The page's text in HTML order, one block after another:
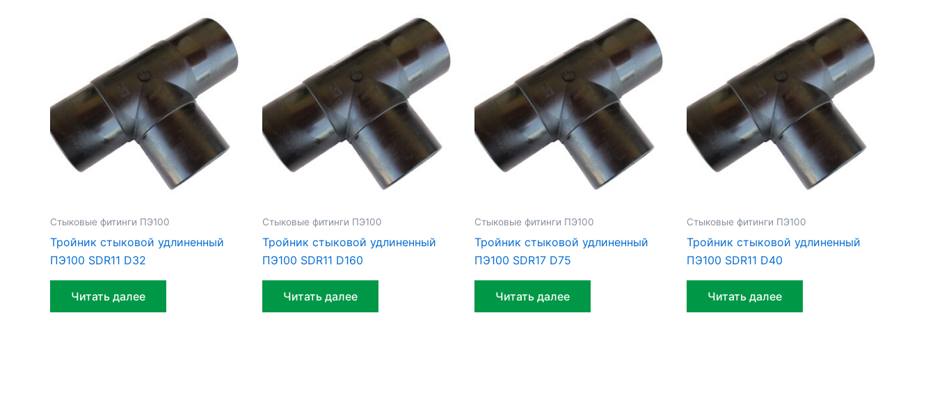
Стыковые фитинги ПЭ100
Тройник стыковой удлиненный
ПЭ100 SDR11 D32
Читать далее
Стыковые фитинги ПЭ100
Тройник стыковой удлиненный
ПЭ100 SDR11 D160
Читать далее
Стыковые фитинги ПЭ100
Тройник стыковой удлиненный
ПЭ100 SDR17 D75
Читать далее
Стыковые фитинги ПЭ100
Тройник стыковой удлиненный
ПЭ100 SDR11 D40
Читать далее